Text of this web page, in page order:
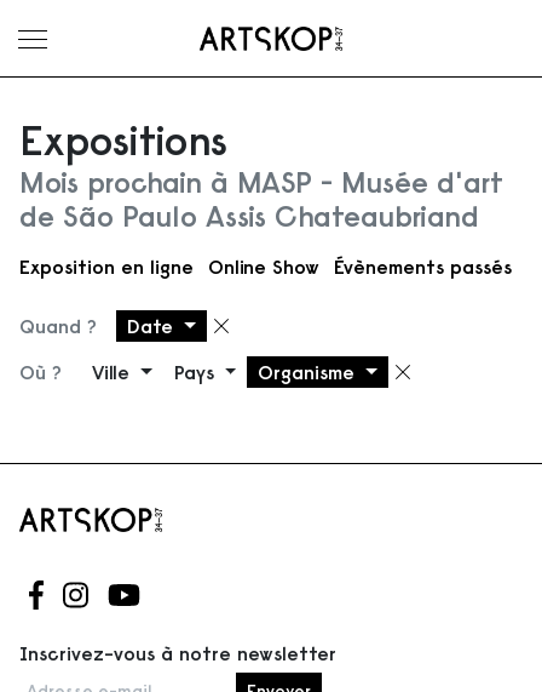
Ouvrir le menu
Expositions
Mois prochain à MASP - Musée d'art
de São Paulo Assis Chateaubriand
Exposition en ligne Online Show Évènements passés
Quand ? Date Supprimer le filtre
Où ? Ville Pays Organisme
Suivez-nous sur Facebook
Suivez-nous sur Instagram
Suivez-nous sur Youtube
Inscrivez-vous à notre newsletter